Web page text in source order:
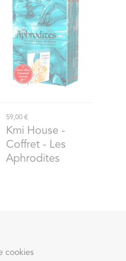
59,00 €
Kmi House -
Coffret - Les
Aphrodites
cookies